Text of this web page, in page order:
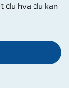
du hva du kan